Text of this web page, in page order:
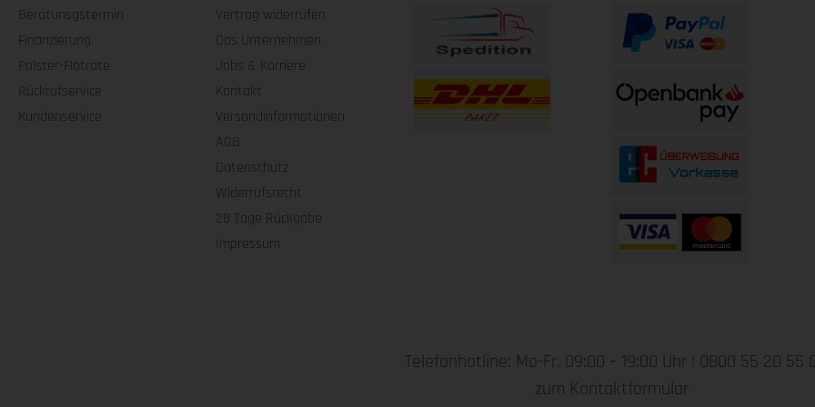
Beratunsgstermin
Finanzierung
Polster-Flatrate
Rückrufservice
Kundenservice
Vertrag widerrufen
Das Unternehmen
Jobs & Karriere
Kontakt
Versandinformationen
AGB
Datenschutz
Widerrufsrecht
28 Tage Rückgabe
Impressum
Telefonhotline: Mo-Fr, 09:00 – 19:00 Uhr | 0800 55 20 55
zum Kontaktformular